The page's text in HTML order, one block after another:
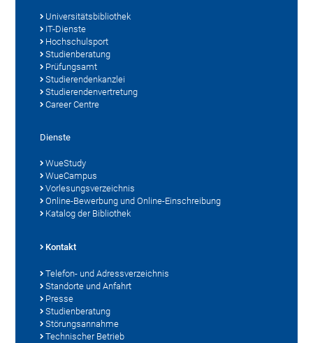
Universitätsbibliothek
IT-Dienste
Hochschulsport
Studienberatung
Prüfungsamt
Studierendenkanzlei
Studierendenvertretung
Career Centre
Dienste
WueStudy
WueCampus
Vorlesungsverzeichnis
Online-Bewerbung und Online-Einschreibung
Katalog der Bibliothek
Kontakt
Telefon- und Adressverzeichnis
Standorte und Anfahrt
Presse
Studienberatung
Störungsannahme
Technischer Betrieb